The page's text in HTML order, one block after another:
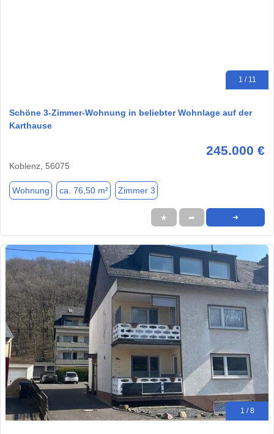
1 / 11
Schöne 3-Zimmer-Wohnung in beliebter Wohnlage auf der
Karthause
245.000 €
Koblenz, 56075
Wohnung ca. 76,50 m² Zimmer 3
★ ➦ ➜
1 / 8